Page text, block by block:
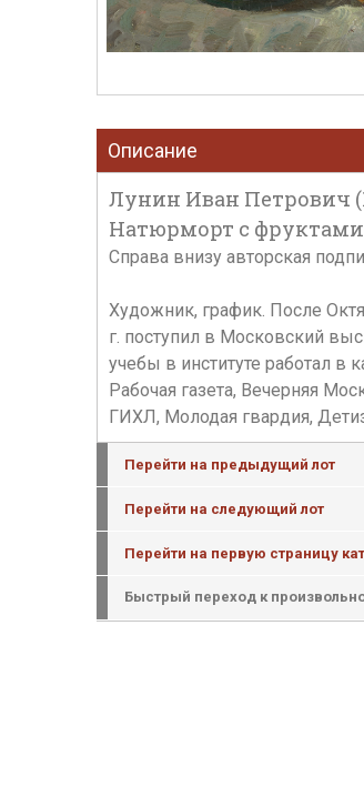
Описание
Лунин Иван Петрович
Натюрморт с фруктами.
Справа внизу авторская
Художник, график. После
г. поступил в Московский
учебы в институте работал в
Рабочая газета, Вечерняя
ГИХЛ, Молодая гвардия,
Перейти на предыдущий лот
Перейти на следующий лот
Перейти на первую страницу
Быстрый переход к